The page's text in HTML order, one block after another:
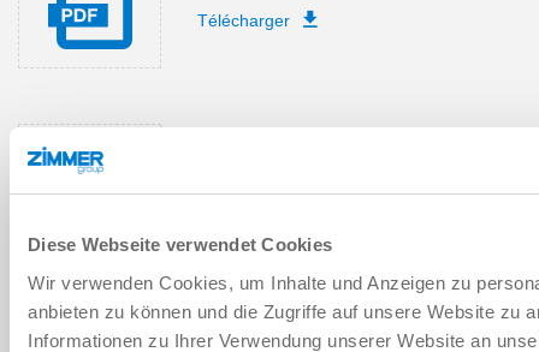
Diese Webseite verwendet Cookies
Wir verwenden Cookies, um Inhalte und Anzeigen zu
anbieten zu können und die Zugriffe auf unsere Website zu
Informationen zu Ihrer Verwendung unserer Website an
Télécharger